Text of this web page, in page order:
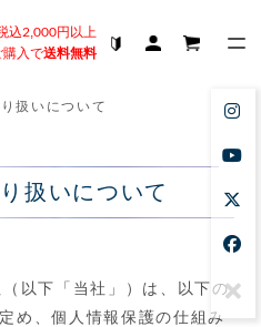
込2,000円以上
購入で送料無料
扱いについて
扱いについて
以下「当社」）は、以下の
め、個人情報保護の仕組み